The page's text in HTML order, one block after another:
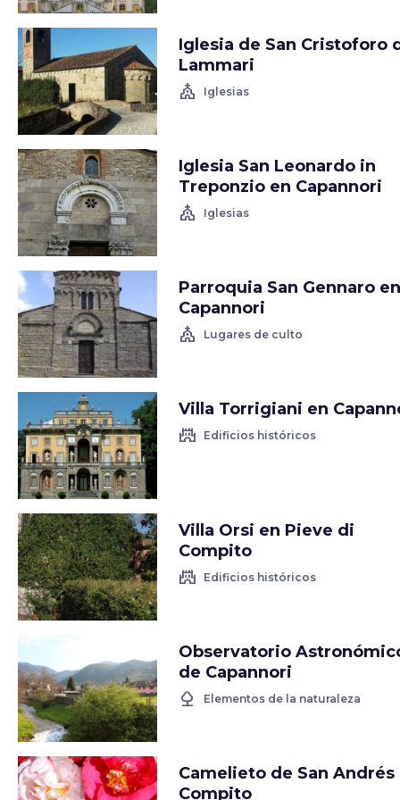
Iglesia de San Cristoforo
Lammari
church Iglesias
Iglesia San Leonardo in
Treponzio en Capannori
church Iglesias
Parroquia San Gennaro en
Capannori
church Lugares de culto
Villa Torrigiani en
castle Edificios históricos
Villa Orsi en Pieve di
Compito
castle Edificios históricos
Observatorio
de Capannori
nature Elementos de la naturaleza
Camelieto de San Andrés
Compito